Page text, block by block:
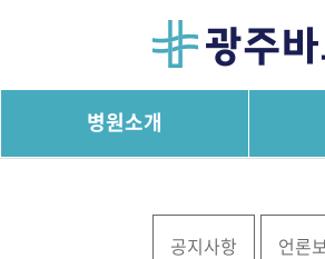
병원소개
공지사항 언론